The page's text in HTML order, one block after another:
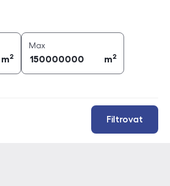
m2
Maxplocha (
m2
Filtrovat